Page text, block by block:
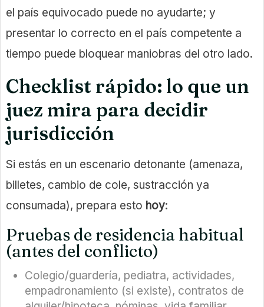
el país equivocado puede no ayudarte; y
presentar lo correcto en el país competente a
tiempo puede bloquear maniobras del otro lado.
Checklist rápido: lo que un
juez mira para decidir
jurisdicción
Si estás en un escenario detonante (amenaza,
billetes, cambio de cole, sustracción ya
consumada), prepara esto hoy:
Pruebas de residencia habitual
(antes del conflicto)
Colegio/guardería, pediatra, actividades,
empadronamiento (si existe), contratos de